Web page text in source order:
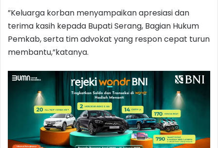
”Keluarga korban menyampaikan apresiasi dan
terima kasih kepada Bupati Serang, Bagian Hukum
Pemkab, serta tim advokat yang respon cepat turun
membantu,”katanya.